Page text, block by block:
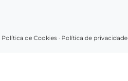
Política de Cookies · Política de privacidade